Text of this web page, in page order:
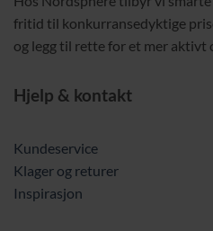
fritid til konkurransedyktige
og legg til rette for et mer aktivt
Hjelp & kontakt
Kundeservice
Klager og returer
Inspirasjon